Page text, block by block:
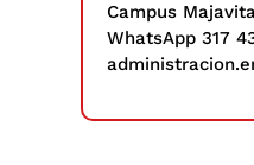
Campus
WhatsApp 317